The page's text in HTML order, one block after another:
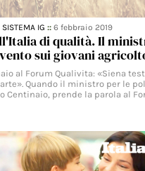
SISTEMA IG ::6 febbraio 2019
di qualità. Il
sui giovani
al Forum Qualivita: «Siena
Quando il ministro per le
Centinaio, prende la parola al